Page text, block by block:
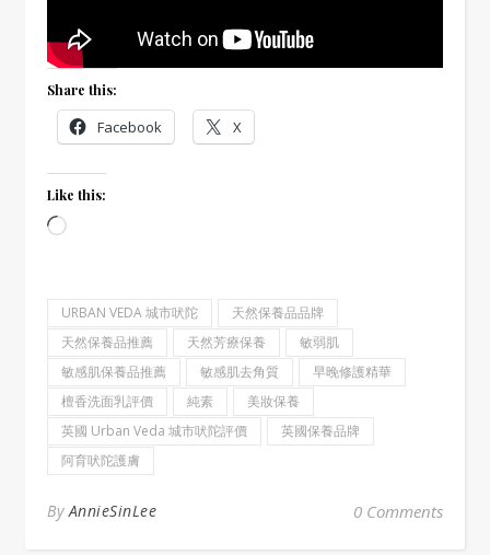
Share this:
Facebook X
Like this:
Loading…
URBAN VEDA 城市吠陀
天然保養品品牌
天然保養品推薦
天然芳療保養
敏弱肌
敏感肌保養品推薦
敏感肌去角質
早晚修護精華
檀香洗面乳評價
純素
美妝保養
英國 Urban Veda 城市吠陀評價
英國保養品牌
阿育吠陀護膚
ByAnnieSinLee 0 Comments